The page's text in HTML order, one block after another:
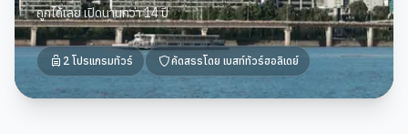
ถูกได้เลย เปิดนานกว่า 14 ปี
2 โปรแกรมทัวร์ คัดสรรโดย เบสท์ทัวร์ฮอลิเดย์